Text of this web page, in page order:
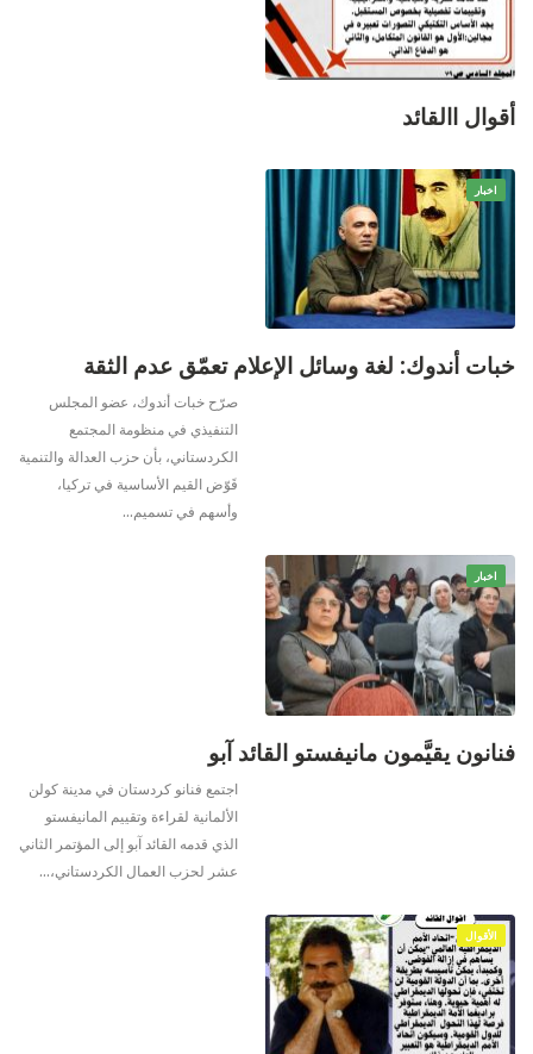
أقوال االقائد
اخبار
خبات أندوك: لغة وسائل الإعلام تعمّق عدم الثقة
صرّح خبات أندوك، عضو المجلس
التنفيذي في منظومة المجتمع
الكردستاني، بأن حزب العدالة والتنمية
قَوّض القيم الأساسية في تركيا،
وأسهم في تسميم…
اخبار
فنانون يقيَّمون مانيفستو القائد آبو
اجتمع فنانو كردستان في مدينة كولن
الألمانية لقراءة وتقييم المانيفستو
الذي قدمه القائد آبو إلى المؤتمر الثاني
عشر لحزب العمال الكردستاني،…
الأقوال